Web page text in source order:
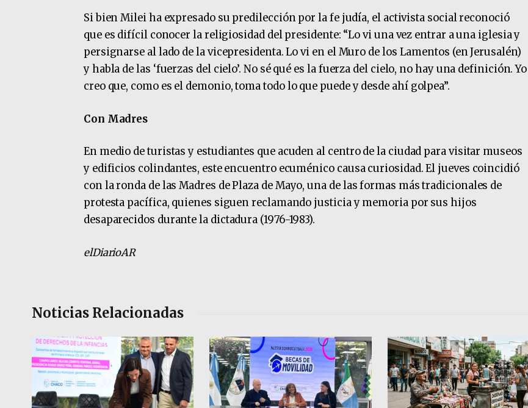
Si bien Milei ha expresado su predilección por la fe judía, el activista social reconoció
que es difícil conocer la religiosidad del presidente: “Lo vi una vez entrar a una iglesia y
persignarse al lado de la vicepresidenta. Lo vi en el Muro de los Lamentos (en Jerusalén)
y habla de las ‘fuerzas del cielo’. No sé qué es la fuerza del cielo, no hay una definición. Yo
creo que, como es el demonio, toma todo lo que puede y desde ahí golpea”.
Con Madres
En medio de turistas y estudiantes que acuden al centro de la ciudad para visitar museos
y edificios colindantes, este encuentro ecuménico causa curiosidad. El jueves coincidió
con la ronda de las Madres de Plaza de Mayo, una de las formas más tradicionales de
protesta pacífica, quienes siguen reclamando justicia y memoria por sus hijos
desaparecidos durante la dictadura (1976-1983).
elDiarioAR
Noticias Relacionadas